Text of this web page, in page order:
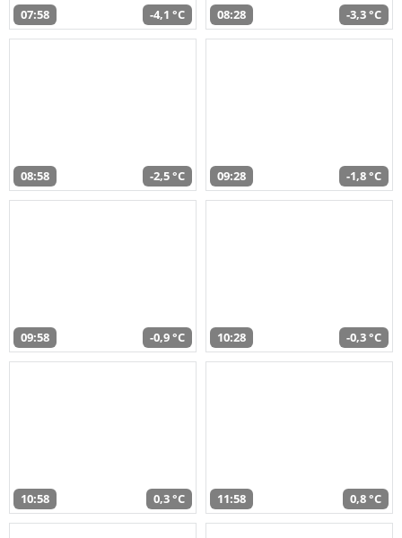
07:58 -4,1 °C 08:28 -3,3 °C
08:58 -2,5 °C 09:28 -1,8 °C
09:58 -0,9 °C 10:28 -0,3 °C
10:58 0,3 °C 11:58 0,8 °C